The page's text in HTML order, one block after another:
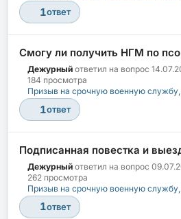
1ответ
Смогу ли получить НГМ по
Дежурный ответил на вопрос
184 просмотра
Призыв на срочную военную
1ответ
Подписанная повестка и
Дежурный ответил на вопрос
262 просмотра
Призыв на срочную военную
1ответ